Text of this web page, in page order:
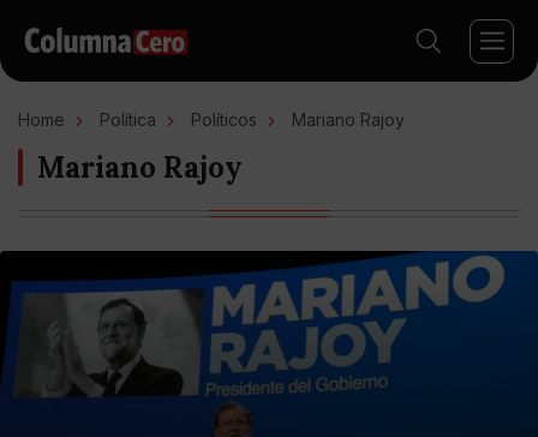
Home Política Políticos Mariano Rajoy
Mariano Rajoy